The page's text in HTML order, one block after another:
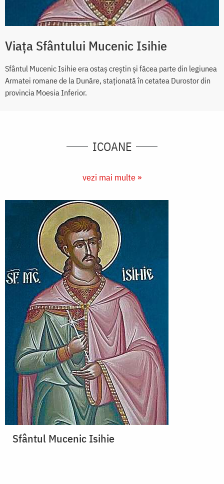
Viața Sfântului Mucenic Isihie
Sfântul Mucenic Isihie era ostaș creștin și făcea parte din legiunea
Armatei romane de la Dunăre, staționată în cetatea Durostor din
provincia Moesia Inferior.
ICOANE
vezi mai multe »
Sfântul Mucenic Isihie